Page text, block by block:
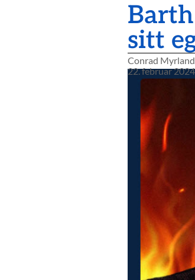
sitt
Conrad Myrland
22. februar 2024